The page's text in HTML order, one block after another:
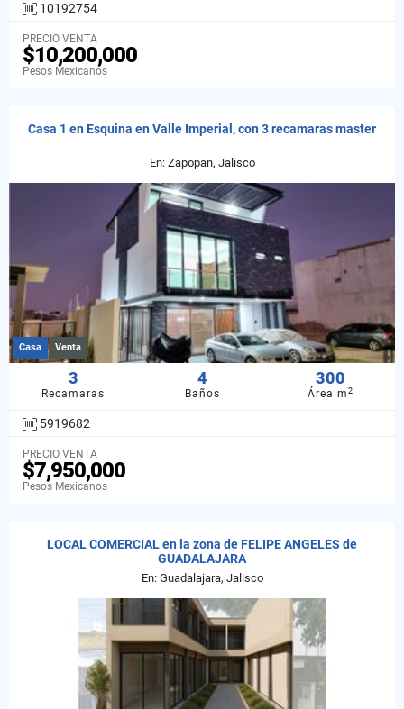
10192754
PRECIO VENTA
$10,200,000
Pesos Mexicanos
Casa 1 en Esquina en Valle Imperial, con 3 recamaras master
En: Zapopan, Jalisco
Casa Venta
3
Recamaras
4
Baños
300
Área m2
5919682
PRECIO VENTA
$7,950,000
Pesos Mexicanos
LOCAL COMERCIAL en la zona de FELIPE ANGELES de
GUADALAJARA
En: Guadalajara, Jalisco